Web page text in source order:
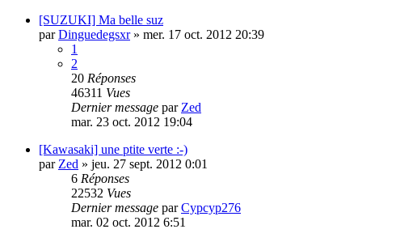
[SUZUKI] Ma belle suz
parDinguedegsxr» mer. 17 oct. 2012 20:39
1
2
20 Réponses
46311 Vues
Dernier message par Zed
mar. 23 oct. 2012 19:04
[Kawasaki] une ptite verte :-)
par Zed » jeu. 27 sept. 2012 0:01
6 Réponses
22532 Vues
Dernier message parCypcyp276
mar. 02 oct. 2012 6:51